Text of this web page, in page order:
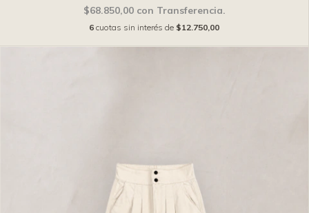
$68.850,00 con Transferencia.
6 cuotas sin interés de $12.750,00